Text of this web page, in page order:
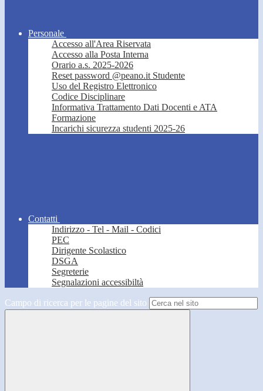
Personale
Accesso all'Area Riservata
Accesso alla Posta Interna
Orario a.s. 2025-2026
Reset password @peano.it Studente
Uso del Registro Elettronico
Codice Disciplinare
Informativa Trattamento Dati Docenti e ATA
Formazione
Incarichi sicurezza studenti 2025-26
Contatti
Indirizzo - Tel - Mail - Codici
PEC
Dirigente Scolastico
DSGA
Segreterie
Segnalazioni accessibiltà
Campo di ricerca per le pagine del sito